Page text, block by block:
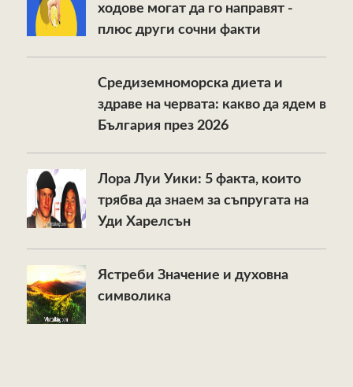
ходове могат да го направят -
плюс други сочни факти
Средиземноморска диета и
здраве на червата: какво да ядем в
България през 2026
Лора Луи Уики: 5 факта, които
трябва да знаем за съпругата на
Уди Харелсън
Ястреби Значение и духовна
символика